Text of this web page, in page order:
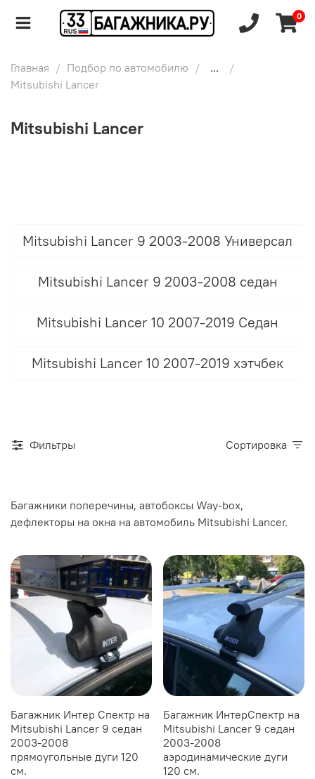
0
Главная Подбор по автомобилю
...
Mitsubishi Lancer
Mitsubishi Lancer
Mitsubishi Lancer 9 2003-2008 Универсал
Mitsubishi Lancer 9 2003-2008 седан
Mitsubishi Lancer 10 2007-2019 Седан
Mitsubishi Lancer 10 2007-2019 хэтчбек
Фильтры Сортировка
Багажники поперечины, автобоксы Way-box,
дефлекторы на окна на автомобиль Mitsubishi Lancer.
Багажник Интер Спектр на
Mitsubishi Lancer 9 седан
2003-2008
прямоугольные дуги 120
см.
Багажник ИнтерСпектр на
Mitsubishi Lancer 9 седан
2003-2008
аэродинамические дуги
120 см.